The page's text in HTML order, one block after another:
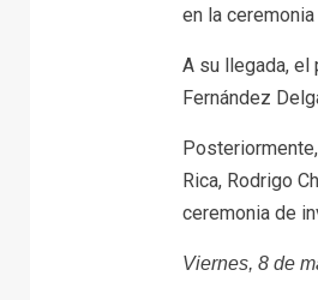
en la
A su llegada, el
Fernández
Rica, Rodrigo
ceremonia de
Viernes, 8 de